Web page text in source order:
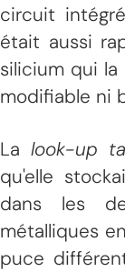
circuit
était aussi
silicium qui
modifiable ni
Lalook-up
qu'elle
dans les
métalliques
puce